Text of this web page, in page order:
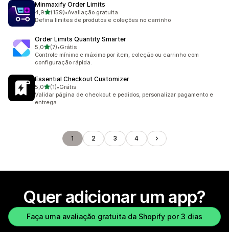
Minmaxify Order Limits
4,9de 5 estrelas
(159)
159 avaliações ao todo
•Avaliação gratuita
Defina limites de produtos e coleções no carrinho
Order Limits Quantity Smarter
5,0de 5 estrelas
(7)
7 avaliações ao todo
•Grátis
Controle mínimo e máximo por item, coleção ou carrinho com
configuração rápida.
Essential Checkout Customizer
5,0de 5 estrelas
(1)
1 avaliações ao todo
•Grátis
Validar página de checkout e pedidos, personalizar pagamento e
entrega
1 2 3 4
Quer adicionar um app?
Faça uma avaliação gratuita da Shopify por 3 dias